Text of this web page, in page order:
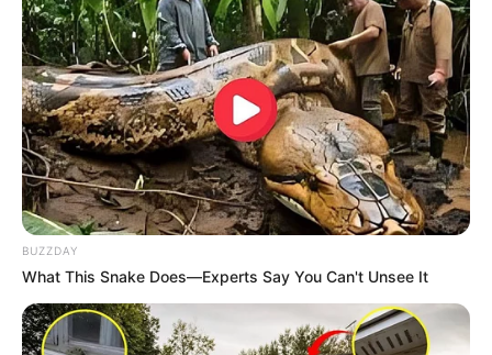
BUZZDAY
What This Snake Does—Experts Say You Can't Unsee It